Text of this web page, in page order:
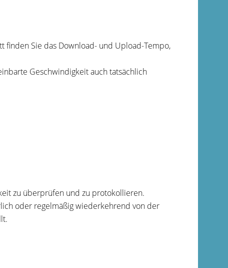
Sie das Download- und Upload-Tempo,
Geschwindigkeit auch tatsächlich
zu überprüfen und zu protokollieren.
oder regelmäßig wiederkehrend von der